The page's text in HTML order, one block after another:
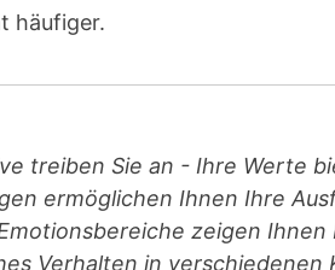
häufiger.
treiben Sie an - Ihre Werte
ermöglichen Ihnen Ihre
zeigen
Verhalten in verschiedenen